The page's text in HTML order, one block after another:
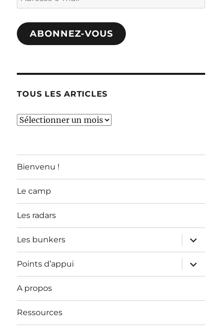
e-
mail
ABONNEZ-VOUS
TOUS LES ARTICLES
TOUS
Bienvenu !
Le camp
Les radars
Les bunkers
ouvrir
le
sous-
menu
Points d’appui
ouvrir
le
sous-
A propos
Ressources